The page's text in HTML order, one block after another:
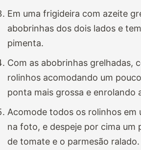
Em uma frigideira com azeite
abobrinhas dos dois lados e
pimenta.
Com as abobrinhas grelhadas,
rolinhos acomodando um
ponta mais grossa e enrolando
Acomode todos os rolinhos em
na foto, e despeje por cima um
de tomate e o parmesão